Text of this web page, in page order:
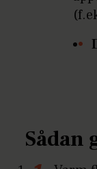
Sådan